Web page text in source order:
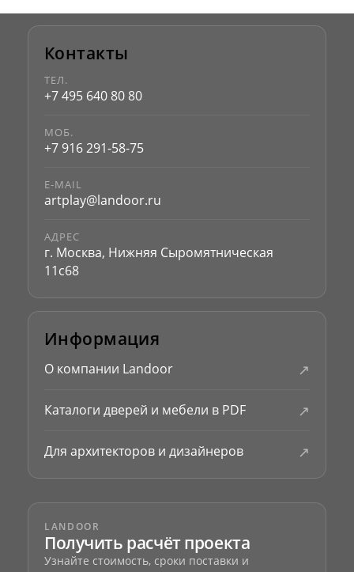
Контакты
ТЕЛ.
+7 495 640 80 80
МОБ.
+7 916 291-58-75
E-MAIL
artplay@landoor.ru
АДРЕС
г. Москва, Нижняя Сыромятническая
11с68
Информация
О компании Landoor ↗
Каталоги дверей и мебели в PDF ↗
Для архитекторов и дизайнеров ↗
LANDOOR
Получить расчёт проекта
Узнайте стоимость, сроки поставки и